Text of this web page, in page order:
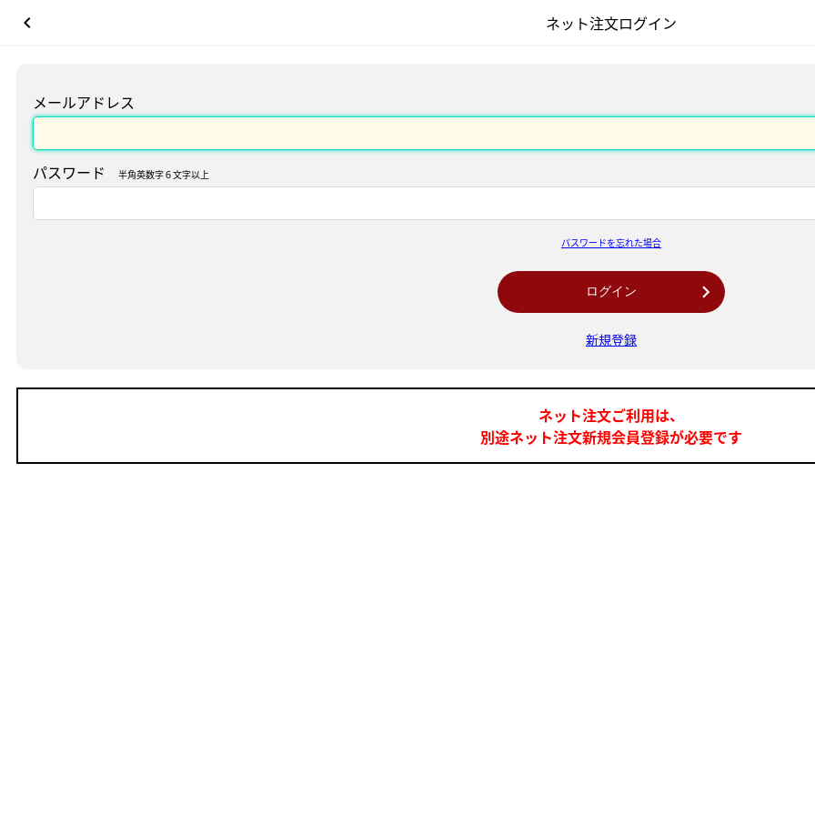
keyboard_arrow_left ネット注文ログイン
メールアドレス
パスワード 半角英数字６文字以上
パスワードを忘れた場合
ログイン
新規登録
ネット注文ご利用は、
別途ネット注文新規会員登録が必要です